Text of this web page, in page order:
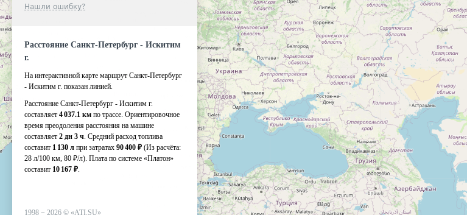
Нашли ошибку?
Расстояние Санкт-Петербург - Искитим
г.
На интерактивной карте маршрут Санкт-Петербург
- Искитим г. показан линией.
Расстояние Санкт-Петербург - Искитим г.
составляет 4 037.1 км по трассе. Ориентировочное
время преодоления расстояния на машине
составляет 2 дн 3 ч. Средний расход топлива
составит 1 130 л при затратах 90 400 ₽ (Из расчёта:
28 л/100 км, 80 ₽/л). Плата по системе «Платон»
составит 10 167 ₽.
1998 − 2026 © «ATI.SU»